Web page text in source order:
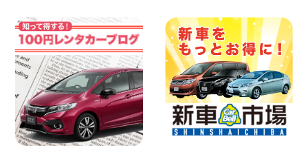
2026年08月07日
夏季休暇のお知らせ 東京都 墨田文花店
100円レンタカー 墨田文花
2026年08月07日
お盆も休まず営業します! 神奈川県 横浜
旭南本宿町店
100円レンタカー 横浜旭南本宿町
2026年08月07日
お引越しに便利で最適!(禁煙車両) 香川県